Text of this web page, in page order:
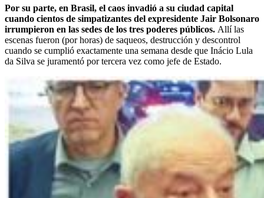
Por su parte, en Brasil, el caos invadió a su ciudad capital
cuando cientos de simpatizantes del expresidente Jair Bolsonaro
irrumpieron en las sedes de los tres poderes públicos. Allí las
escenas fueron (por horas) de saqueos, destrucción y descontrol
cuando se cumplió exactamente una semana desde que Inácio Lula
da Silva se juramentó por tercera vez como jefe de Estado.